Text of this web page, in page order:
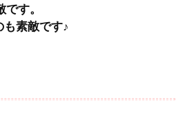
す。
素敵です♪